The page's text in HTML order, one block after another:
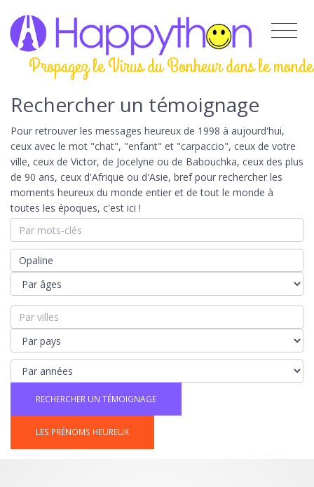
Propagez le Virus du Bonheur dans le monde
Rechercher un témoignage
Pour retrouver les messages heureux de 1998 à aujourd'hui,
ceux avec le mot "chat", "enfant" et "carpaccio", ceux de votre
ville, ceux de Victor, de Jocelyne ou de Babouchka, ceux des plus
de 90 ans, ceux d'Afrique ou d'Asie, bref pour rechercher les
moments heureux du monde entier et de tout le monde à
toutes les époques, c'est ici !
LES PRÉNOMS HEUREUX